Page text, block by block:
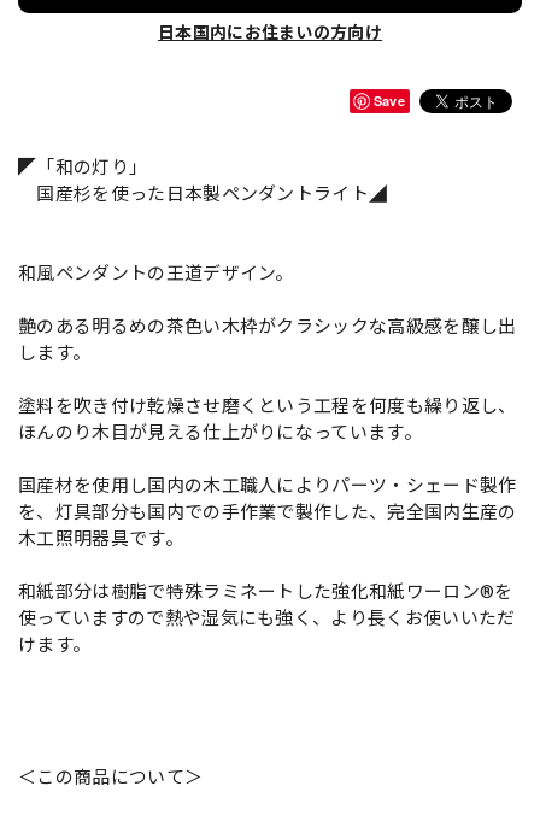
日本国内にお住まいの方向け
Save
◤「和の灯り」
国産杉を使った日本製ペンダントライト◢
和風ペンダントの王道デザイン。
艶のある明るめの茶色い木枠がクラシックな高級感を醸し出
します。
塗料を吹き付け乾燥させ磨くという工程を何度も繰り返し、
ほんのり木目が見える仕上がりになっています。
国産材を使用し国内の木工職人によりパーツ・シェード製作
を、灯具部分も国内での手作業で製作した、完全国内生産の
木工照明器具です。
和紙部分は樹脂で特殊ラミネートした強化和紙ワーロン®を
使っていますので熱や湿気にも強く、より長くお使いいただ
けます。
＜この商品について＞